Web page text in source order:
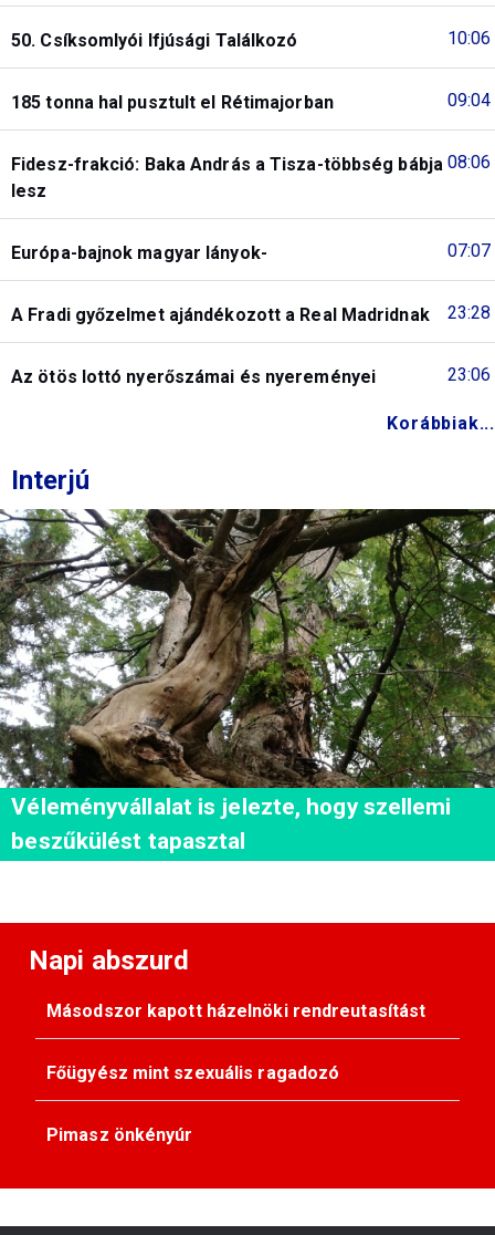
10:06
50. Csíksomlyói Ifjúsági Találkozó
09:04
185 tonna hal pusztult el Rétimajorban
08:06
Fidesz-frakció: Baka András a Tisza-többség bábja
lesz
07:07
Európa-bajnok magyar lányok-
23:28
A Fradi győzelmet ajándékozott a Real Madridnak
23:06
Az ötös lottó nyerőszámai és nyereményei
Korábbiak...
Interjú
Véleményvállalat is jelezte, hogy szellemi
beszűkülést tapasztal
Napi abszurd
Másodszor kapott házelnöki rendreutasítást
Főügyész mint szexuális ragadozó
Pimasz önkényúr